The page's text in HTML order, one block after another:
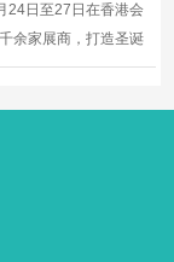
24日至27日在香港会
余家展商，打造圣诞
验交流，共赴年度科